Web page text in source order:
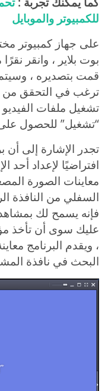
للكمبيوتر والموبايل
على جهاز كمبيوتر
بوت بلاير ، وانقر
قمت بتصديره ،
ترغب في التحقق من
تشغيل ملفات
“تشغيل” للحصول
تجدر الإشارة إلى أن
افتراضيًا لإعداد أحد
معاينات الصورة
السفلي من النافذة
فإنه يسمح لك
عليك سوى أن تأخذ
، ويقدم البرنامج
البحث في نافذة